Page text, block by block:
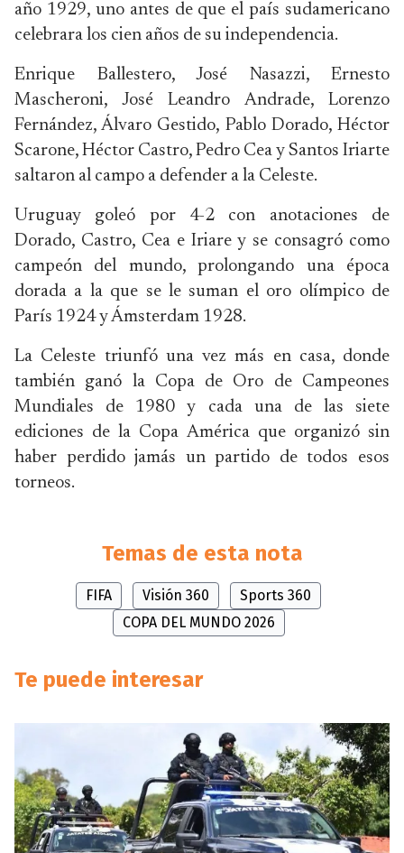
año 1929, uno antes de que el país sudamericano
celebrara los cien años de su independencia.
Enrique Ballestero, José Nasazzi, Ernesto
Mascheroni, José Leandro Andrade, Lorenzo
Fernández, Álvaro Gestido, Pablo Dorado, Héctor
Scarone, Héctor Castro, Pedro Cea y Santos Iriarte
saltaron al campo a defender a la Celeste.
Uruguay goleó por 4-2 con anotaciones de
Dorado, Castro, Cea e Iriare y se consagró como
campeón del mundo, prolongando una época
dorada a la que se le suman el oro olímpico de
París 1924 y Ámsterdam 1928.
La Celeste triunfó una vez más en casa, donde
también ganó la Copa de Oro de Campeones
Mundiales de 1980 y cada una de las siete
ediciones de la Copa América que organizó sin
haber perdido jamás un partido de todos esos
torneos.
Temas de esta nota
FIFA Visión 360
Sports 360
COPA DEL MUNDO 2026
Te puede interesar